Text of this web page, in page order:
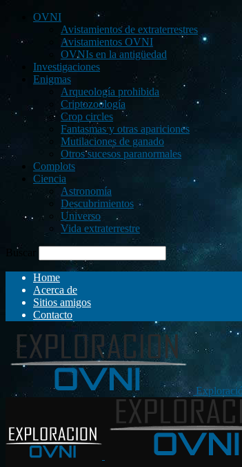
OVNI
Avistamientos de extraterrestres
Avistamientos OVNI
OVNIs en la antigüedad
Investigaciones
Enigmas
Arqueología prohibida
Criptozoología
Crop circles
Fantasmas y otras apariciones
Mutilaciones de ganado
Otros sucesos paranormales
Complots
Ciencia
Astronomía
Descubrimientos
Universo
Vida extraterrestre
Buscar
Home
Acerca de
Sitios amigos
Contacto